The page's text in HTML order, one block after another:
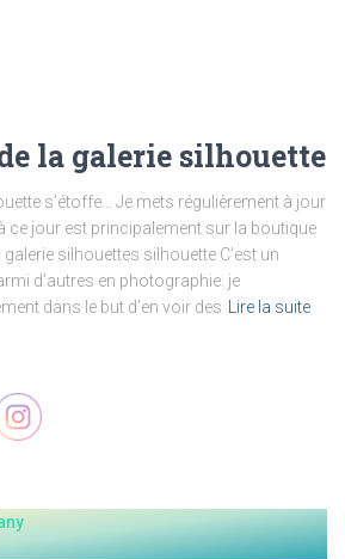
la galerie silhouette
s’étoffe… Je mets régulièrement à jour
ce jour est principalement sur la boutique
silhouettes silhouette C’est un
d’autres en photographie. je
dans le but d’en voir des
Lire la suite